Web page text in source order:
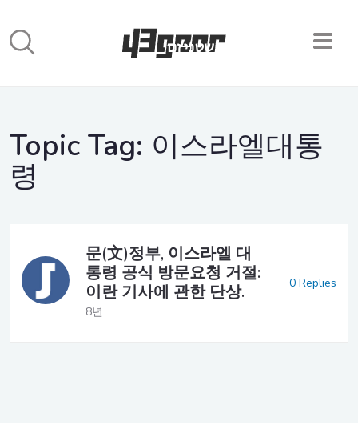
Topic Tag: 이스라엘대통
령
문(文)정부, 이스라엘 대
통령 공식 방문요청 거절:
이란 기사에 관한 단상.
8년
0 Replies